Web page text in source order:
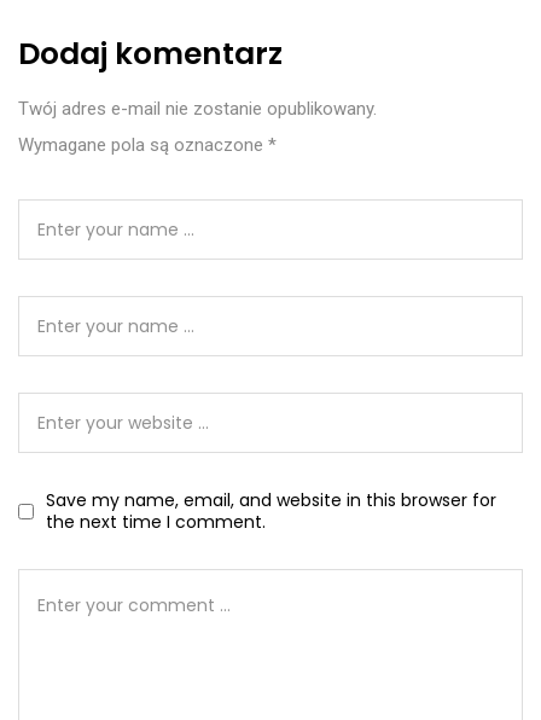
Dodaj komentarz
Twój adres e-mail nie zostanie opublikowany.
Wymagane pola są oznaczone *
Save my name, email, and website in this browser for
the next time I comment.